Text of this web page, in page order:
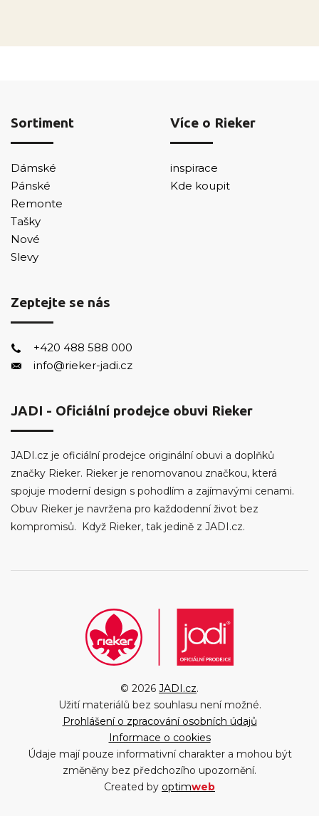
Sortiment
Dámské
Pánské
Remonte
Tašky
Nové
Slevy
Více o Rieker
inspirace
Kde koupit
Zeptejte se nás
+420 488 588 000
info@rieker-jadi.cz
JADI - Oficiální prodejce obuvi Rieker
JADI.cz je oficiální prodejce originální obuvi a doplňků
značky Rieker. Rieker je renomovanou značkou, která
spojuje moderní design s pohodlím a zajímavými cenami.
Obuv Rieker je navržena pro každodenní život bez
kompromisů. Když Rieker, tak jedině z JADI.cz.
© 2026 JADI.cz.
Užití materiálů bez souhlasu není možné.
Prohlášení o zpracování osobních údajů
Informace o cookies
Údaje mají pouze informativní charakter a mohou být
změněny bez předchozího upozornění.
Created by optimweb